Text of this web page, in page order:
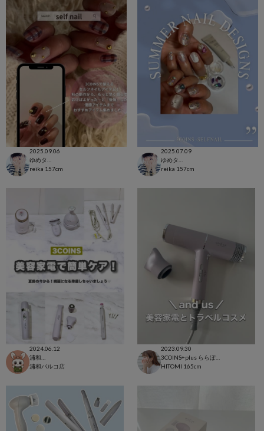
2025.09.06
reika 157cm
2025.07.09
reika 157cm
2024.06.12
浦和パルコ店
2023.09.30
3COINS+plus ららぽーと和泉店
HITOMI 165cm